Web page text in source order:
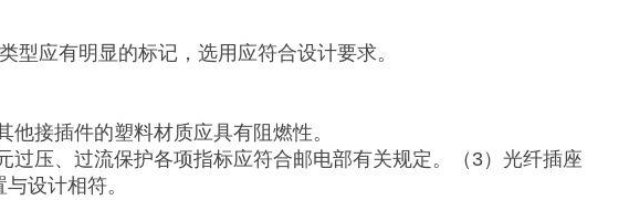
型应有明显的标记，选用应符合设计要求。
他接插件的塑料材质应具有阻燃性。
过压、过流保护各项指标应符合邮电部有关规定。（3）光纤插座
设计相符。